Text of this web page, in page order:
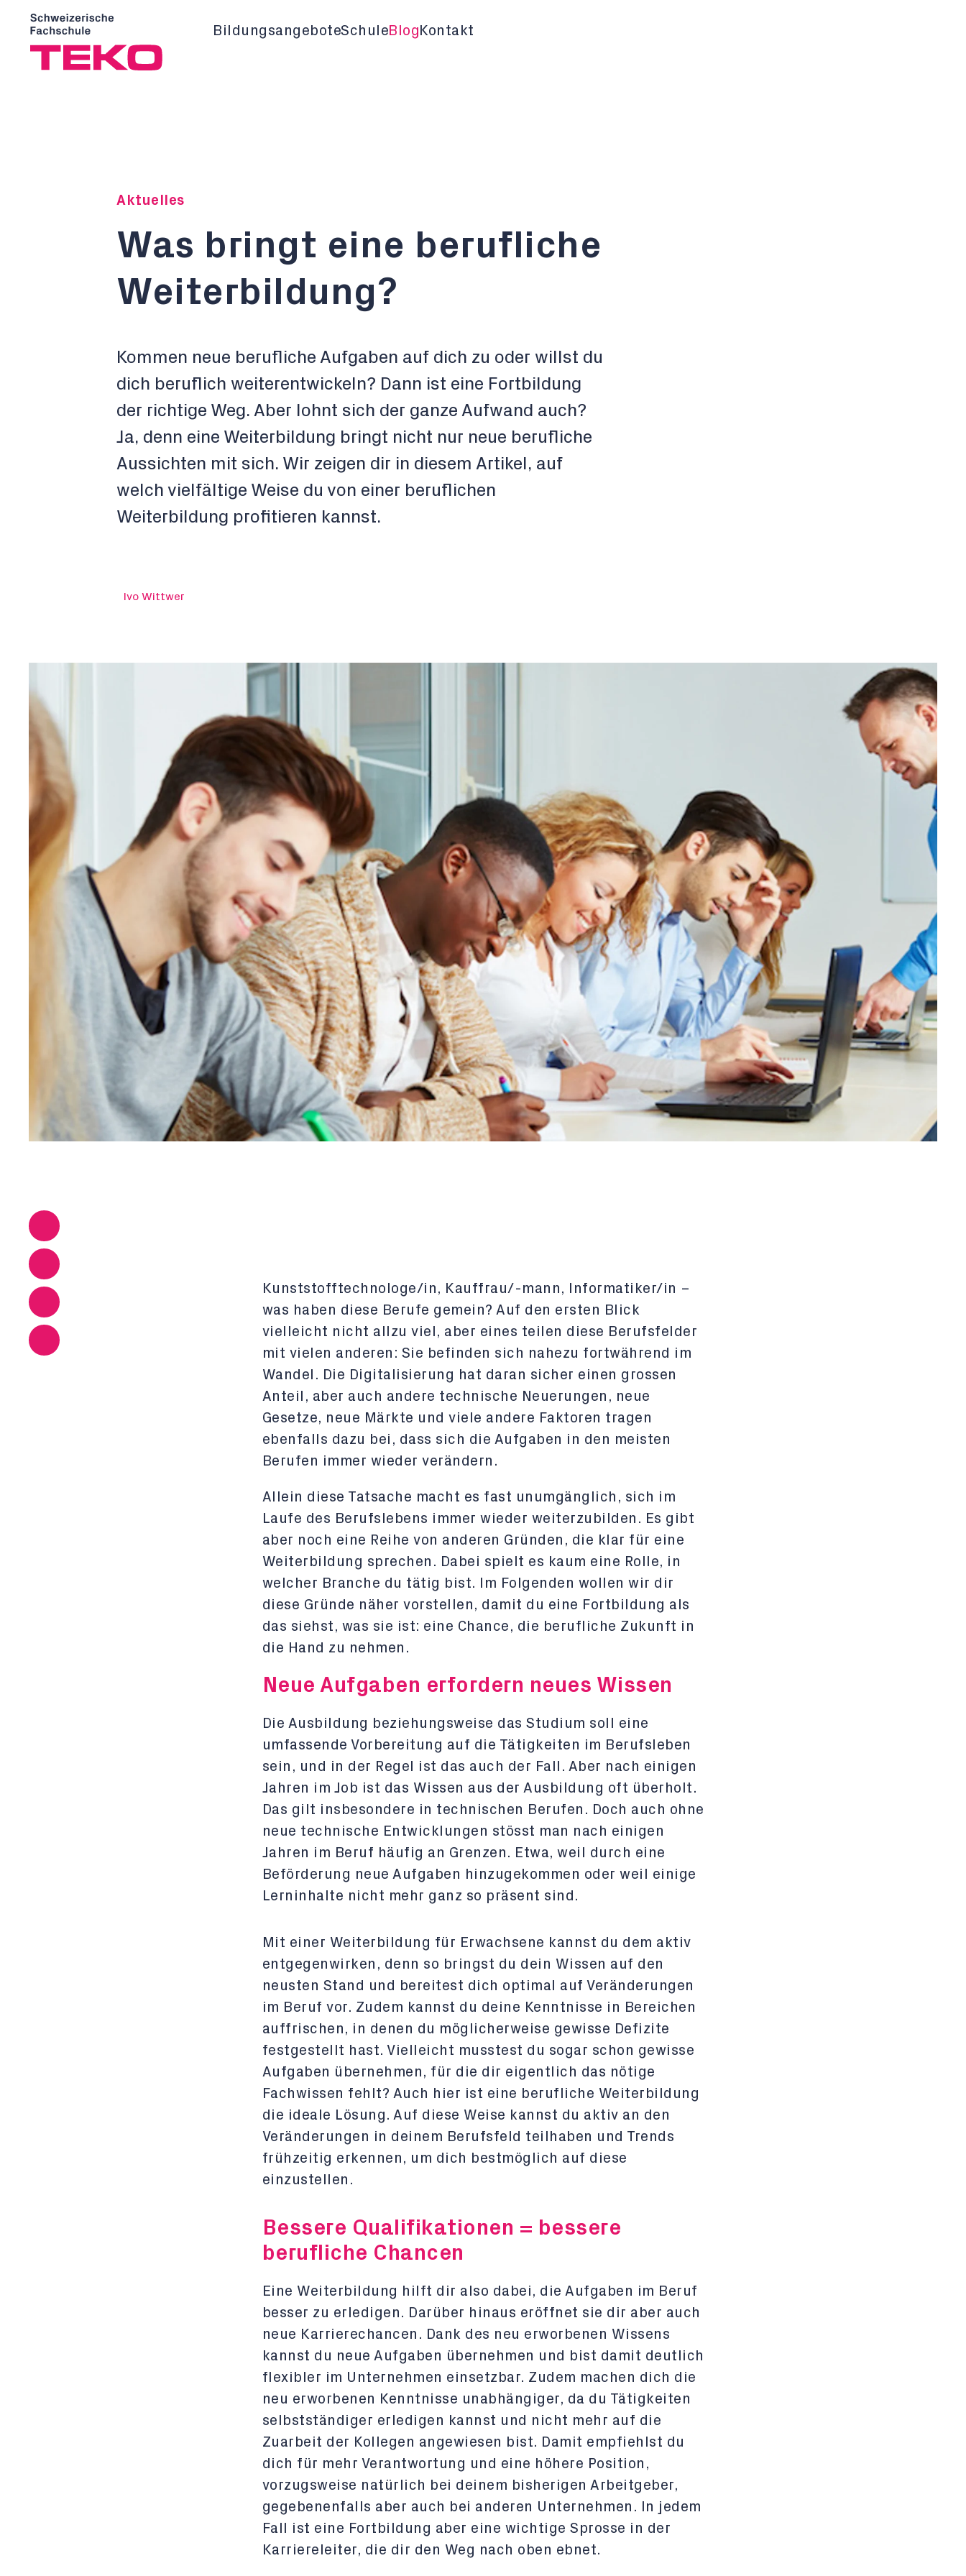
BildungsangeboteSchule Blog Kontakt
Aktuelles
Was bringt eine berufliche
Weiterbildung?
Kommen neue berufliche Aufgaben auf dich zu oder willst du
dich beruflich weiterentwickeln? Dann ist eine Fortbildung
der richtige Weg. Aber lohnt sich der ganze Aufwand auch?
Ja, denn eine Weiterbildung bringt nicht nur neue berufliche
Aussichten mit sich. Wir zeigen dir in diesem Artikel, auf
welch vielfältige Weise du von einer beruflichen
Weiterbildung profitieren kannst.
Ivo Wittwer
Kunststofftechnologe/in, Kauffrau/-mann, Informatiker/in –
was haben diese Berufe gemein? Auf den ersten Blick
vielleicht nicht allzu viel, aber eines teilen diese Berufsfelder
mit vielen anderen: Sie befinden sich nahezu fortwährend im
Wandel. Die Digitalisierung hat daran sicher einen grossen
Anteil, aber auch andere technische Neuerungen, neue
Gesetze, neue Märkte und viele andere Faktoren tragen
ebenfalls dazu bei, dass sich die Aufgaben in den meisten
Berufen immer wieder verändern.
Allein diese Tatsache macht es fast unumgänglich, sich im
Laufe des Berufslebens immer wieder weiterzubilden. Es gibt
aber noch eine Reihe von anderen Gründen, die klar für eine
Weiterbildung sprechen. Dabei spielt es kaum eine Rolle, in
welcher Branche du tätig bist. Im Folgenden wollen wir dir
diese Gründe näher vorstellen, damit du eine Fortbildung als
das siehst, was sie ist: eine Chance, die berufliche Zukunft in
die Hand zu nehmen.
Neue Aufgaben erfordern neues Wissen
Die Ausbildung beziehungsweise das Studium soll eine
umfassende Vorbereitung auf die Tätigkeiten im Berufsleben
sein, und in der Regel ist das auch der Fall. Aber nach einigen
Jahren im Job ist das Wissen aus der Ausbildung oft überholt.
Das gilt insbesondere in technischen Berufen. Doch auch ohne
neue technische Entwicklungen stösst man nach einigen
Jahren im Beruf häufig an Grenzen. Etwa, weil durch eine
Beförderung neue Aufgaben hinzugekommen oder weil einige
Lerninhalte nicht mehr ganz so präsent sind.
Mit einer Weiterbildung für Erwachsene kannst du dem aktiv
entgegenwirken, denn so bringst du dein Wissen auf den
neusten Stand und bereitest dich optimal auf Veränderungen
im Beruf vor. Zudem kannst du deine Kenntnisse in Bereichen
auffrischen, in denen du möglicherweise gewisse Defizite
festgestellt hast. Vielleicht musstest du sogar schon gewisse
Aufgaben übernehmen, für die dir eigentlich das nötige
Fachwissen fehlt? Auch hier ist eine berufliche Weiterbildung
die ideale Lösung. Auf diese Weise kannst du aktiv an den
Veränderungen in deinem Berufsfeld teilhaben und Trends
frühzeitig erkennen, um dich bestmöglich auf diese
einzustellen.
Bessere Qualifikationen = bessere
berufliche Chancen
Eine Weiterbildung hilft dir also dabei, die Aufgaben im Beruf
besser zu erledigen. Darüber hinaus eröffnet sie dir aber auch
neue Karrierechancen. Dank des neu erworbenen Wissens
kannst du neue Aufgaben übernehmen und bist damit deutlich
flexibler im Unternehmen einsetzbar. Zudem machen dich die
neu erworbenen Kenntnisse unabhängiger, da du Tätigkeiten
selbstständiger erledigen kannst und nicht mehr auf die
Zuarbeit der Kollegen angewiesen bist. Damit empfiehlst du
dich für mehr Verantwortung und eine höhere Position,
vorzugsweise natürlich bei deinem bisherigen Arbeitgeber,
gegebenenfalls aber auch bei anderen Unternehmen. In jedem
Fall ist eine Fortbildung aber eine wichtige Sprosse in der
Karriereleiter, die dir den Weg nach oben ebnet.